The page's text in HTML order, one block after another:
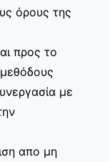
όρους της
προς το
με
απο μη